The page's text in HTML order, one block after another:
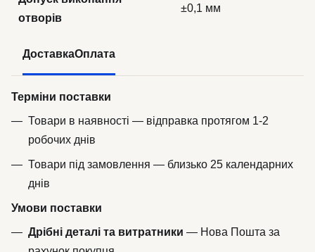
отворів
±0,1 мм
ДоставкаОплата
Терміни поставки
Товари в наявності — відправка протягом 1-2
робочих днів
Товари під замовлення — близько 25 календарних
днів
Умови поставки
Дрібні деталі та витратники — Нова Пошта за